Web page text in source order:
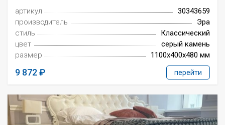
артикул
30343659
производитель
Эра
стиль
Классический
цвет
серый камень
размер
1100x400x480 мм
9 872 перейти